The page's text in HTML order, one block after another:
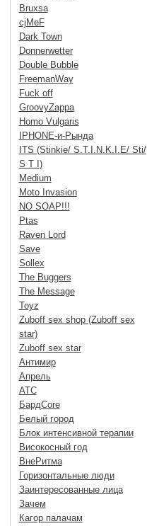
Bruxsa
cjMeF
Dark Town
Donnerwetter
Double Bubble
FreemanWay
Fuck off
GroovyZappa
Homo Vulgaris
IPHONE-и-Рында
ITS (Stinkie/ S.T.I.N.K.I.E/ Sti/
S T I)
Medium
Moto Invasion
NO SOAP!!!
Ptas
Raven Lord
Save
Sollex
The Buggers
The Message
Toyz
Zuboff sex shop (Zuboff sex
star)
Zuboff sex star
Антимир
Апрель
АТС
БардCore
Белый город
Блок интенсивной терапии
Високосный год
ВнеРитма
Горизонтальные люди
Заинтересованные лица
Зачем
Кагор палачам